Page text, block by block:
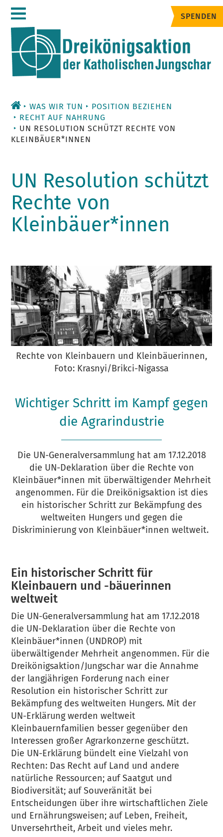
Zum
Inhalt
SPENDEN
WAS WIR TUN
POSITION BEZIEHEN
RECHT AUF NAHRUNG
UN RESOLUTION SCHÜTZT RECHTE VON
KLEINBÄUER*INNEN
UN Resolution schützt
Rechte von
Kleinbäuer*innen
Rechte von Kleinbauern und Kleinbäuerinnen,
Foto: Krasnyi/Brikci-Nigassa
Wichtiger Schritt im Kampf gegen
die Agrarindustrie
Die UN-Generalversammlung hat am 17.12.2018
die UN-Deklaration über die Rechte von
Kleinbäuer*innen mit überwältigender Mehrheit
angenommen. Für die Dreikönigsaktion ist dies
ein historischer Schritt zur Bekämpfung des
weltweiten Hungers und gegen die
Diskriminierung von Kleinbäuer*innen weltweit.
Ein historischer Schritt für
Kleinbauern und -bäuerinnen
weltweit
Die UN-Generalversammlung hat am 17.12.2018
die UN-Deklaration über die Rechte von
Kleinbäuer*innen (UNDROP) mit
überwältigender Mehrheit angenommen. Für die
Dreikönigsaktion/Jungschar war die Annahme
der langjährigen Forderung nach einer
Resolution ein historischer Schritt zur
Bekämpfung des weltweiten Hungers. Mit der
UN-Erklärung werden weltweit
Kleinbauernfamilien besser gegenüber den
Interessen großer Agrarkonzerne geschützt.
Die UN-Erklärung bündelt eine Vielzahl von
Rechten: Das Recht auf Land und andere
natürliche Ressourcen; auf Saatgut und
Biodiversität; auf Souveränität bei
Entscheidungen über ihre wirtschaftlichen Ziele
und Ernährungsweisen; auf Leben, Freiheit,
Unversehrtheit, Arbeit und vieles mehr.